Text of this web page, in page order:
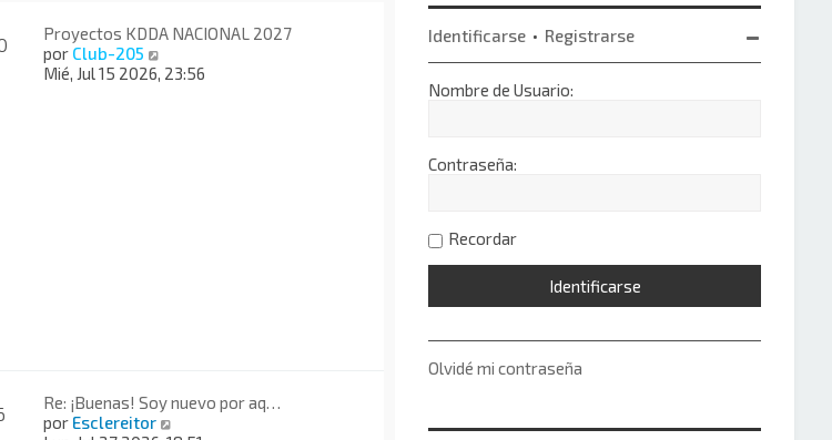
Proyectos KDDA NACIONAL 2027
por Club-205
e
Mié, Jul 15 2026, 23:56
Re: ¡Buenas! Soy nuevo por aq…
por Esclereitor
Identificarse • Registrarse
Nombre de Usuario:
Contraseña:
Recordar
Olvidé mi contraseña